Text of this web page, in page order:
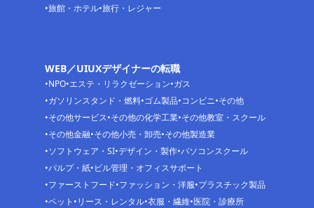
旅館・ホテル 旅行・レジャー
WEB／UIUXデザイナーの転職
NPO エステ・リラクゼーション ガス
ガソリンスタンド・燃料 ゴム製品 コンビニ その他
その他サービス その他の化学工業 その他教室・スクール
その他金融 その他小売・卸売 その他製造業
ソフトウェア・SI デザイン・製作 パソコンスクール
パルプ・紙 ビル管理・オフィスサポート
ファーストフード ファッション・洋服 プラスチック製品
ペット リース・レンタル 衣服・繊維 医院・診療所